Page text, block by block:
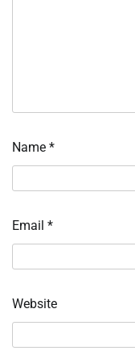
Name *
Email *
Website